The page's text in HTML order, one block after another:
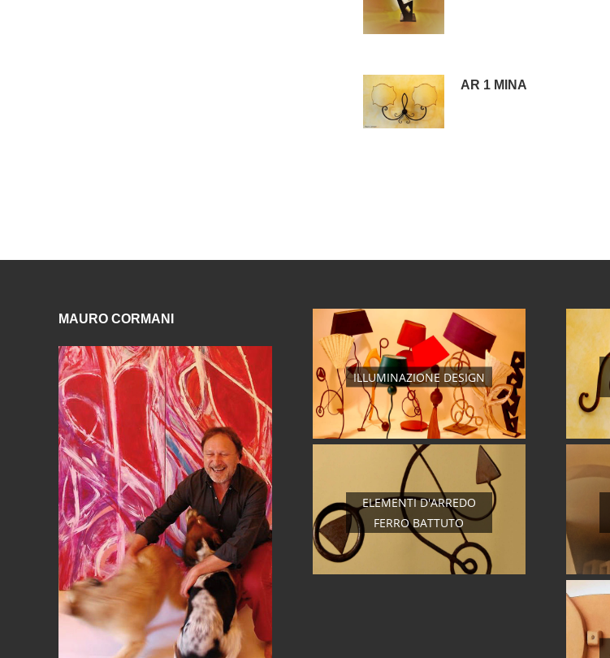
AR 1 MINA
MAURO CORMANI
ILLUMINAZIONE DESIGN
ELEMENTI D'ARREDO
FERRO BATTUTO